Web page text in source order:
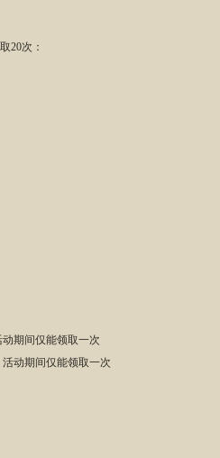
20次：
期间仅能领取一次
动期间仅能领取一次